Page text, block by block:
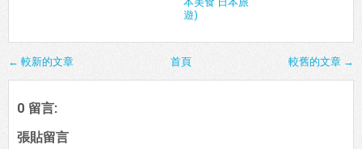
遊)
← 較新的文章 較舊的文章 →
首頁
0 留言:
張貼留言